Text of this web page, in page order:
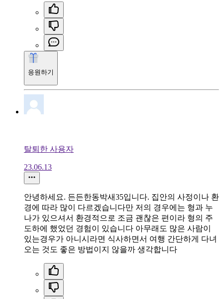
응원하기
탈퇴한 사용자
23.06.13
안녕하세요. 든든한동박새35입니다. 집안의 사정이나 환
경에 따라 많이 다르겠습니다만 저의 경우에는 형과 누
나가 있으셔서 환경적으로 조금 괜찮은 편이라 형의 주
도하에 했었던 경험이 있습니다 아무래도 많은 사람이
있는경우가 아니시라면 식사하면서 여행 간단하게 다녀
오는 것도 좋은 방법이지 않을까 생각합니다